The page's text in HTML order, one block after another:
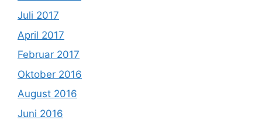
Juli 2017
April 2017
Februar 2017
Oktober 2016
August 2016
Juni 2016